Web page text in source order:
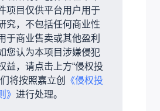
项目仅供平台用户用于
究，不包括任何商业性
于商业售卖或其他盈利
您认为本项目涉嫌侵犯
益，请点击上方“侵权投
将按照嘉立创
《侵权投
》 进行处理。